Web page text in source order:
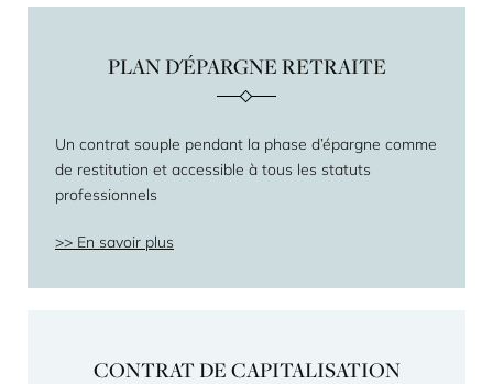
PLAN D'ÉPARGNE RETRAITE
Un contrat souple pendant la phase d’épargne comme
de restitution et accessible à tous les statuts
professionnels
En savoir plus
CONTRAT DE CAPITALISATION